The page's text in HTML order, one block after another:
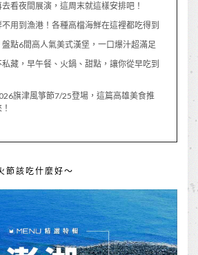
看夜間展演，這周末就這樣安排吧！
用到漁港！各種高檔海鮮在這裡都吃得到
點6間高人氣美式漢堡，一口爆汁超滿足
藏，早午餐、火鍋、甜點，讓你從早吃到
旗津風箏節7/25登場，這篇高雄美食推
節該吃什麼好～